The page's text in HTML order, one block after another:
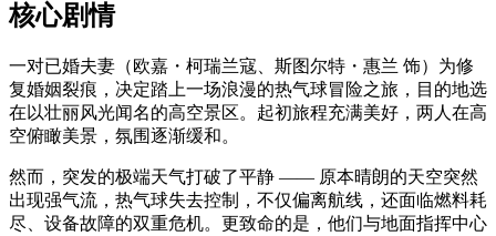
核心剧情
一对已婚夫妻（欧嘉・柯瑞兰寇、斯图尔特・惠兰 饰）为修
复婚姻裂痕，决定踏上一场浪漫的热气球冒险之旅，目的地选
在以壮丽风光闻名的高空景区。起初旅程充满美好，两人在高
空俯瞰美景，氛围逐渐缓和。
然而，突发的极端天气打破了平静 —— 原本晴朗的天空突然
出现强气流，热气球失去控制，不仅偏离航线，还面临燃料耗
尽、设备故障的双重危机。更致命的是，他们与地面指挥中心